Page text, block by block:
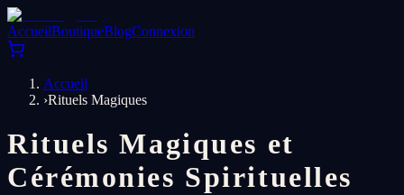
AccueilBoutiqueBlogConnexion
Accueil
›Rituels Magiques
Rituels Magiques et
Cérémonies Spirituelles